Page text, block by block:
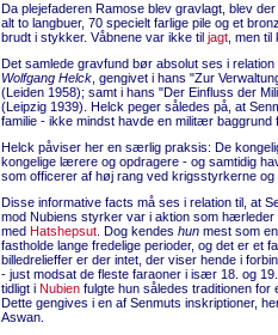
Da plejefaderen Ramose blev gravlagt, blev
alt to langbuer, 70 specielt farlige pile og et
brudt i stykker. Våbnene var ikke til jagt , men
Det samlede gravfund bør absolut ses i
Wolfgang Helck , gengivet i hans "Zur
(Leiden 1958); samt i hans "Der Einfluss der
(Leipzig 1939). Helck peger således på, at
familie - ikke mindst havde en militær baggrund
Helck påviser her en særlig praksis: De
kongelige lærere og opdragere - og samtidig
som officerer af høj rang ved krigsstyrkerne
Disse informative facts må ses i relation til, at
mod Nubiens styrker var i aktion som
med Hatshepsut . Dog kendes hun mest som
fastholde lange fredelige perioder, og det er et
billedrelieffer er der intet, der viser hende i
- just modsat de fleste faraoner i især 18. og
tidligt i Nubien fulgte hun således traditionen for
Dette gengives i en af Senmuts inskriptioner,
Aswan.